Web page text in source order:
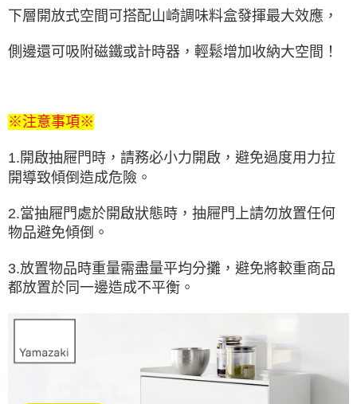
下層開放式空間可搭配山崎調味料盒發揮最大效應，
側邊還可吸附磁鐵或計時器，輕鬆增加收納大空間！
※注意事項※
1.開啟抽屜門時，請務必小力開啟，避免過度用力拉
開導致傾倒造成危險。
2.當抽屜門處於開啟狀態時，抽屜門上請勿放置任何
物品避免傾倒。
3.放置物品時重量需盡量平均分攤，避免將較重商品
都放置於同一邊造成不平衡。